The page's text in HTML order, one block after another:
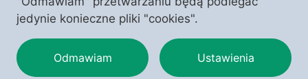
jedynie konieczne pliki "cookies".
Odmawiam Ustawienia